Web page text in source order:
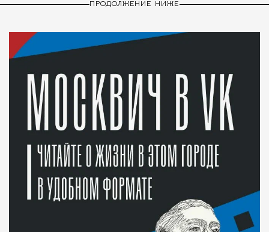
ПРОДОЛЖЕНИЕ НИЖЕ